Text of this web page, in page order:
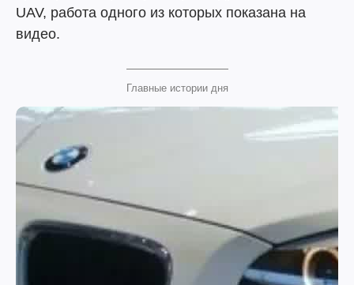
UAV, работа одного из которых показана на
видео.
Главные истории дня